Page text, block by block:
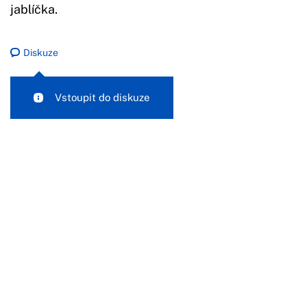
jablíčka.
Diskuze
Vstoupit do diskuze